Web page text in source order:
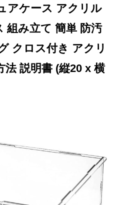
アケース アクリル
組み立て 簡単 防汚
クロス付き アクリ
説明書 (縦20 x 横